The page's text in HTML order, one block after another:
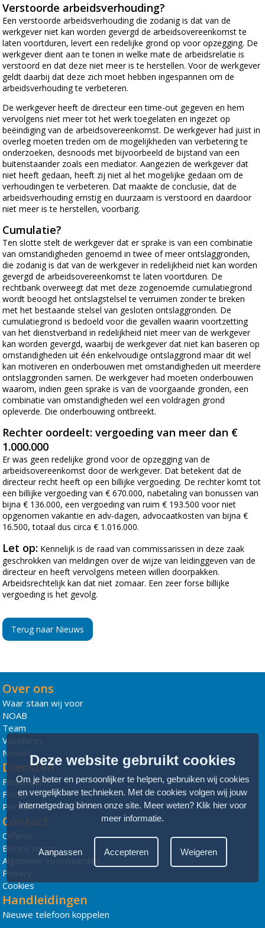
Verstoorde arbeidsverhouding?
Een verstoorde arbeidsverhouding die zodanig is dat van de
werkgever niet kan worden gevergd de arbeidsovereenkomst te
laten voortduren, levert een redelijke grond op voor opzegging. De
werkgever dient aan te tonen in welke mate de arbeidsrelatie is
verstoord en dat deze niet meer is te herstellen. Voor de werkgever
geldt daarbij dat deze zich moet hebben ingespannen om de
arbeidsverhouding te verbeteren.
De werkgever heeft de directeur een time-out gegeven en hem
vervolgens niet meer tot het werk toegelaten en ingezet op
beëindiging van de arbeidsovereenkomst. De werkgever had juist in
overleg moeten treden om de mogelijkheden van verbetering te
onderzoeken, desnoods met bijvoorbeeld de bijstand van een
buitenstaander zoals een mediator. Aangezien de werkgever dat
niet heeft gedaan, heeft zij niet al het mogelijke gedaan om de
verhoudingen te verbeteren. Dat maakte de conclusie, dat de
arbeidsverhouding ernstig en duurzaam is verstoord en daardoor
niet meer is te herstellen, voorbarig.
Cumulatie?
Ten slotte stelt de werkgever dat er sprake is van een combinatie
van omstandigheden genoemd in twee of meer ontslaggronden,
die zodanig is dat van de werkgever in redelijkheid niet kan worden
gevergd de arbeidsovereenkomst te laten voortduren. De
rechtbank overweegt dat met deze zogenoemde cumulatiegrond
wordt beoogd het ontslagstelsel te verruimen zonder te breken
met het bestaande stelsel van gesloten ontslaggronden. De
cumulatiegrond is bedoeld voor die gevallen waarin voortzetting
van het dienstverband in redelijkheid niet meer van de werkgever
kan worden gevergd, waarbij de werkgever dat niet kan baseren op
omstandigheden uit één enkelvoudige ontslaggrond maar dit wel
kan motiveren en onderbouwen met omstandigheden uit meerdere
ontslaggronden samen. De werkgever had moeten onderbouwen
waarom, indien geen sprake is van de voorgaande gronden, een
combinatie van omstandigheden wel een voldragen grond
opleverde. Die onderbouwing ontbreekt.
Rechter oordeelt: vergoeding van meer dan €
1.000.000
Er was geen redelijke grond voor de opzegging van de
arbeidsovereenkomst door de werkgever. Dat betekent dat de
directeur recht heeft op een billijke vergoeding. De rechter komt tot
een billijke vergoeding van € 670.000, nabetaling van bonussen van
bijna € 136.000, een vergoeding van ruim € 193.500 voor niet
opgenomen vakantie en adv-dagen, advocaatkosten van bijna €
16.500, totaal dus circa € 1.016.000.
Let op: Kennelijk is de raad van commissarissen in deze zaak
geschrokken van meldingen over de wijze van leidinggeven van de
directeur en heeft vervolgens meteen willen doorpakken.
Arbeidsrechtelijk kan dat niet zomaar. Een zeer forse billijke
vergoeding is het gevolg.
Terug naar Nieuws
Over ons
Waar staan wij voor
NOAB
Team
Vacatures
Nieuws
Diensten
Financieel
Fiscaal
Personeel
Contact
Offerte
Bel mij terug
Algemene voorwaarden
Privacy
Cookies
Handleidingen
Nieuwe telefoon koppelen
Deze website gebruikt cookies
Om je beter en persoonlijker te helpen, gebruiken wij cookies
en vergelijkbare technieken. Met de cookies volgen wij jouw
internetgedrag binnen onze site. Meer weten? Klik hier voor
meer informatie.
Aanpassen Accepteren Weigeren